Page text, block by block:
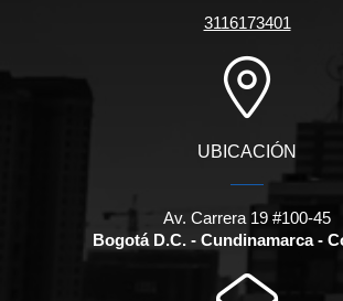
3116173401
UBICACIÓN
Av. Carrera 19 #100-45
Bogotá D.C. - Cundinamarca -